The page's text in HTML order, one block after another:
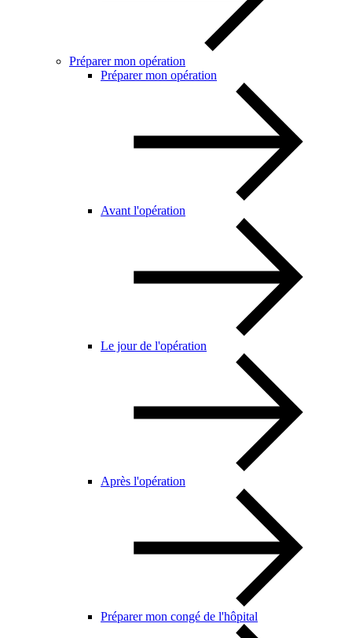
Préparer mon opération
Préparer mon opération
Avant l'opération
Le jour de l'opération
Après l'opération
Préparer mon congé de l'hôpital